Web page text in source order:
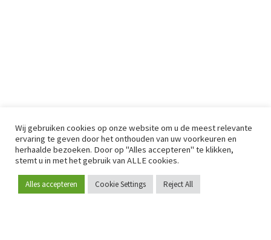
Word lid
Wij gebruiken cookies op onze website om u de meest relevante
ervaring te geven door het onthouden van uw voorkeuren en
herhaalde bezoeken. Door op "Alles accepteren" te klikken,
stemt u in met het gebruik van ALLE cookies.
Alles accepteren Cookie Settings Reject All